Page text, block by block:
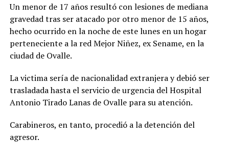
Un menor de 17 años resultó con lesiones de mediana
gravedad tras ser atacado por otro menor de 15 años,
hecho ocurrido en la noche de este lunes en un hogar
perteneciente a la red Mejor Niñez, ex Sename, en la
ciudad de Ovalle.
La victima sería de nacionalidad extranjera y debió ser
trasladada hasta el servicio de urgencia del Hospital
Antonio Tirado Lanas de Ovalle para su atención.
Carabineros, en tanto, procedió a la detención del
agresor.